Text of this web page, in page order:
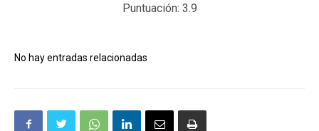
Puntuación: 3.9
No hay entradas relacionadas